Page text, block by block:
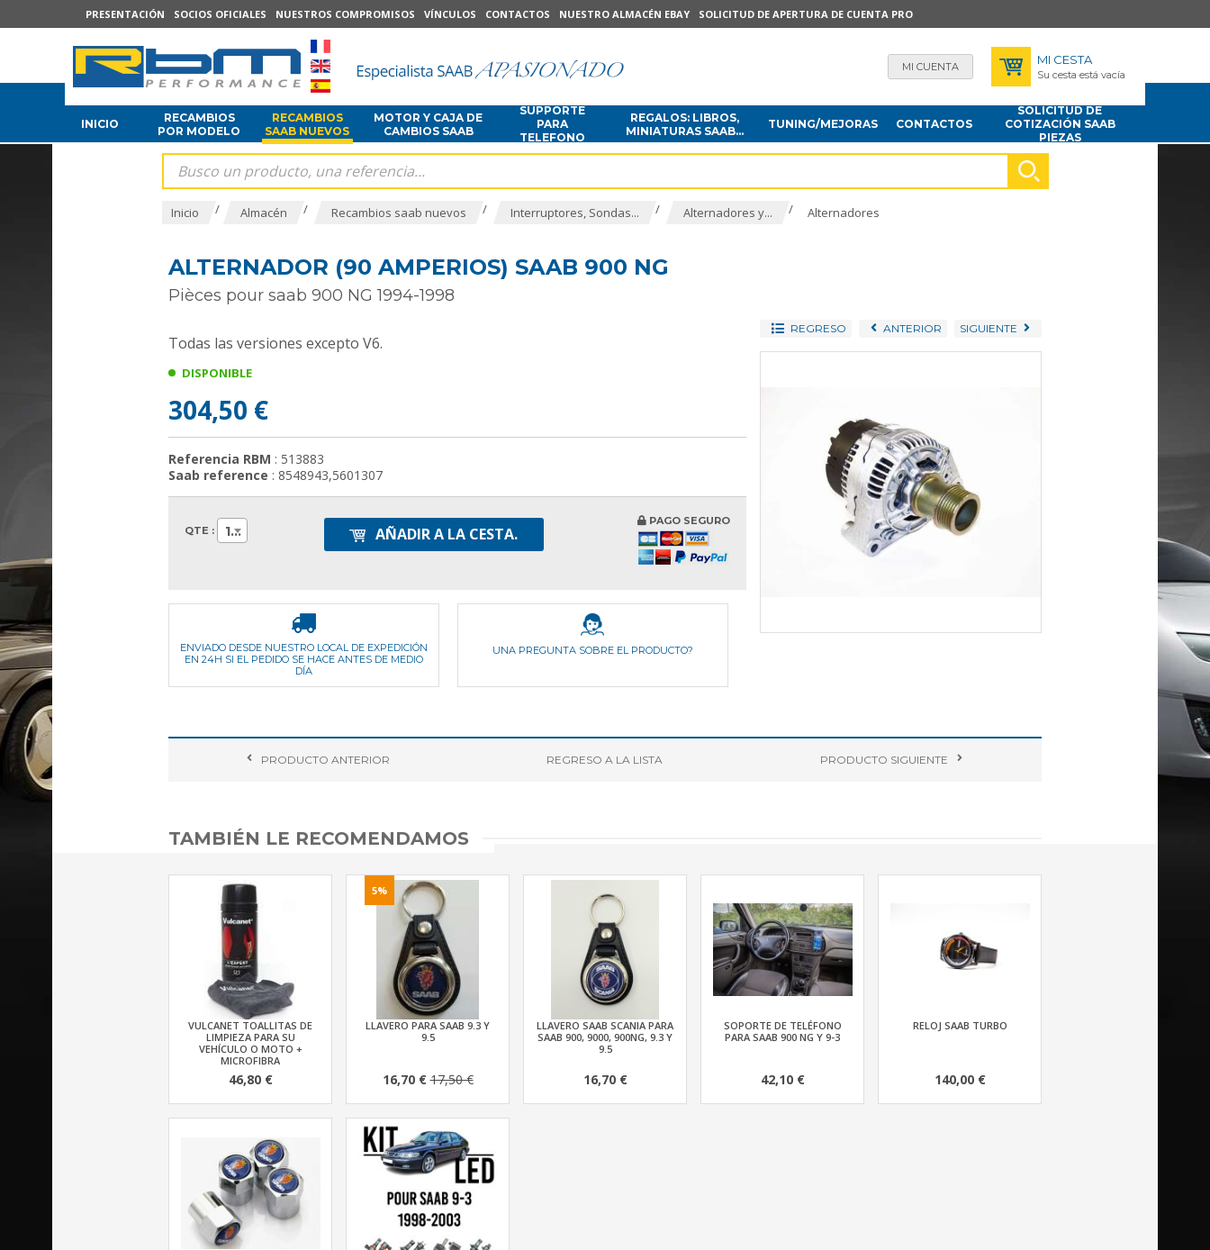
PRESENTACIÓN SOCIOS OFICIALES NUESTROS COMPROMISOS VÍNCULOS CONTACTOS NUESTRO ALMACÉN EBAY SOLICITUD DE APERTURA DE CUENTA PRO
MI CUENTA MI CESTA
Su cesta está vacía
INICIO
RECAMBIOS
POR MODELO
RECAMBIOS
SAAB NUEVOS
MOTOR Y CAJA DE
CAMBIOS SAAB
SUPPORTE
PARA
TELEFONO
REGALOS: LIBROS,
MINIATURAS SAAB...
TUNING/MEJORAS CONTACTOS
SOLICITUD DE
COTIZACIÓN SAAB
PIEZAS
Inicio / Almacén / Recambios saab nuevos / Interruptores, Sondas... / Alternadores y... / Alternadores
ALTERNADOR (90 AMPERIOS) SAAB 900 NG
Pièces pour saab 900 NG 1994-1998
REGRESO ANTERIOR SIGUIENTE
Todas las versiones excepto V6.
DISPONIBLE
304,50 €
Referencia RBM : 513883
Saab reference : 8548943,5601307
QTE : 1 AÑADIR A LA CESTA.
PAGO SEGURO
ENVIADO DESDE NUESTRO LOCAL DE EXPEDICIÓN
EN 24H SI EL PEDIDO SE HACE ANTES DE MEDIO
DÍA
UNA PREGUNTA SOBRE EL PRODUCTO?
PRODUCTOANTERIOR REGRESO A LA LISTA PRODUCTO SIGUIENTE
TAMBIÉN LE RECOMENDAMOS
VULCANET TOALLITAS DE
LIMPIEZA PARA SU
VEHÍCULO O MOTO +
MICROFIBRA
46,80 €
5%
LLAVERO PARA SAAB 9.3 Y
9.5
16,70 €17,50 €
LLAVERO SAAB SCANIA PARA
SAAB 900, 9000, 900NG, 9.3 Y
9.5
16,70 €
SOPORTE DE TELÉFONO
PARA SAAB 900 NG Y 9-3
42,10 €
RELOJ SAAB TURBO
140,00 €